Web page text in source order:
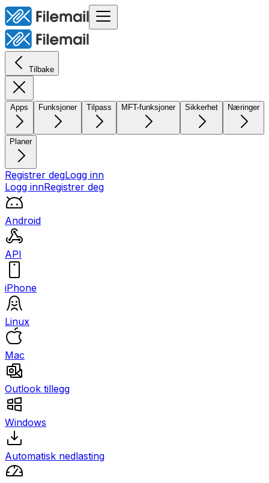
Tilbake
Apps Funksjoner Tilpass MFT-funksjoner Sikkerhet Næringer
Planer
Registrer degLogg inn
Logg innRegistrer deg
Android
API
iPhone
Linux
Mac
Outlook tillegg
Windows
Automatisk nedlasting